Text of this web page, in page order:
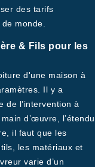
des tarifs
monde.
& Fils pour les
d'une maison à
Il y a
de l’intervention à
d’œuvre, l’étendu
il faut que les
les matériaux et
varie d’un